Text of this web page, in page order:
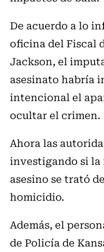
De acuerdo a lo
oficina del Fiscal
Jackson, el
asesinato habría
intencional el
ocultar el crimen.
Ahora las
investigando si
asesino se trató
homicidio.
Además, el
de Policía de